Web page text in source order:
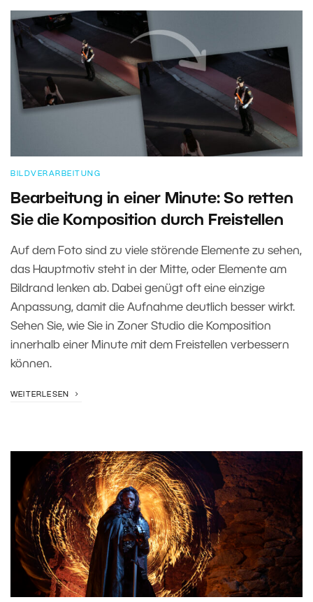
BILDVERARBEITUNG
Bearbeitung in einer Minute: So retten
Sie die Komposition durch Freistellen
Auf dem Foto sind zu viele störende Elemente zu sehen,
das Hauptmotiv steht in der Mitte, oder Elemente am
Bildrand lenken ab. Dabei genügt oft eine einzige
Anpassung, damit die Aufnahme deutlich besser wirkt.
Sehen Sie, wie Sie in Zoner Studio die Komposition
innerhalb einer Minute mit dem Freistellen verbessern
können.
WEITERLESEN